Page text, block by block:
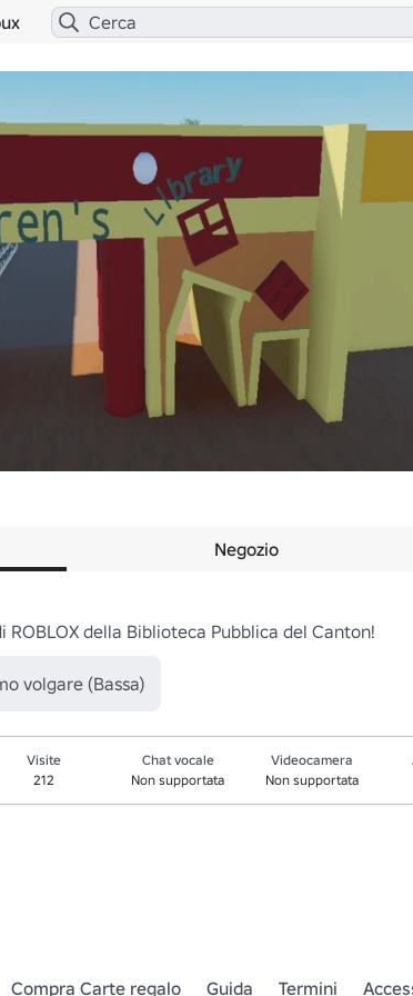
Negozio
della Biblioteca Pubblica del Canton!
volgare (Bassa)
Visite
212
Chat vocale
Non supportata
Videocamera
Non supportata
Compra Carte regalo Guida Termini